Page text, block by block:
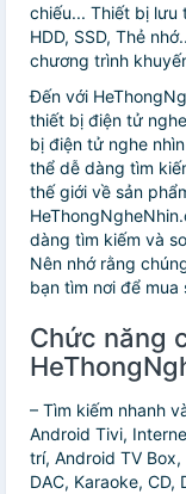
chiếu... Thiết bị lưu
HDD, SSD, Thẻ
chương trình
Đến với
thiết bị điện tử
bị điện tử nghe
thể dễ dàng tìm
thế giới về sản
dàng tìm kiếm và
Nên nhớ rằng
bạn tìm nơi để mua
Chức năng
– Tìm kiếm nhanh
Android Tivi,
trí, Android TV
DAC, Karaoke,